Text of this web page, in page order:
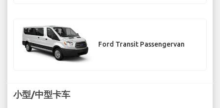
Ford Transit Passengervan
小型/中型卡车